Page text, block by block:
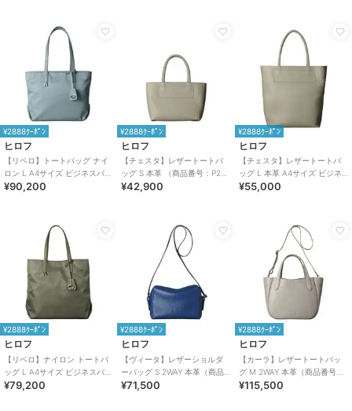
¥2888ｸｰﾎﾟﾝ
ヒロフ
【リベロ】トートバッグ ナイ
ロン L A4サイズ ビジネスバッ
グ（商品番号：P25-39316）
¥90,200
¥2888ｸｰﾎﾟﾝ
ヒロフ
【チェスタ】レザートートバ
ッグ S 本革 （商品番号：P25
－30530）
¥42,900
¥2888ｸｰﾎﾟﾝ
ヒロフ
【チェスタ】レザートートバ
ッグ L 本革 A4サイズ ビジネ
スバッグ（商品番号：P25-
¥55,000
¥2888ｸｰﾎﾟﾝ
ヒロフ
【リベロ】ナイロン トートバ
ッグ L A4サイズ ビジネスバッ
グ（商品番号：P25-39314）
¥79,200
¥2888ｸｰﾎﾟﾝ
ヒロフ
【ヴィータ】レザーショルダ
ーバッグ S 2WAY 本革（商品
番号：P25-20020）
¥71,500
¥2888ｸｰﾎﾟﾝ
ヒロフ
【カーラ】レザートートバッ
グ M 2WAY 本革（商品番号：
P25－20539）
¥115,500